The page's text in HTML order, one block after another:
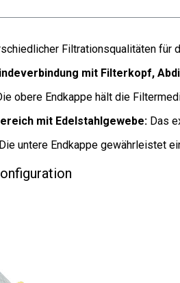
Filtrationsqualitäten
mit Filterkopf,
obere Endkappe hält die
mit Edelstahlgewebe:Das
untere Endkappe gewährleistet